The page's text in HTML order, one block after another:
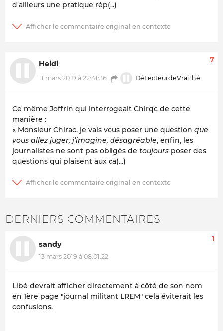
d'ailleurs une pratique rép(...)
Heidi
11 mars 2019 à 22:41:36 DéLecteurdeVraiThé
7
Ce même Joffrin qui interrogeait Chirqc de cette
manière :
« Monsieur Chirac, je vais vous poser une question que
vous allez juger, j’imagine, désagréable, enfin, les
journalistes ne sont pas obligés de toujours poser des
questions qui plaisent aux ca(...)
DERNIERS COMMENTAIRES
sandy
13 mars 2019 à 08:01:22
1
Libé devrait afficher directement à côté de son nom
en 1ère page "journal militant LREM" cela éviterait les
confusions.